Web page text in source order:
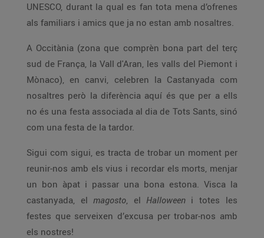
UNESCO, durant la qual es fan tota mena d’ofrenes
als familiars i amics que ja no estan amb nosaltres.
A Occitània (zona que comprèn bona part del terç
sud de França, la Vall d'Aran, les valls del Piemont i
Mònaco), en canvi, celebren la Castanyada com
nosaltres però la diferència aquí és que per a ells
no és una festa associada al dia de Tots Sants, sinó
com una festa de la tardor.
Sigui com sigui, es tracta de trobar un moment per
reunir-nos amb els vius i recordar els morts, menjar
un bon àpat i passar una bona estona. Visca la
castanyada, el magosto, el Halloween i totes les
festes que serveixen d’excusa per trobar-nos amb
els nostres!